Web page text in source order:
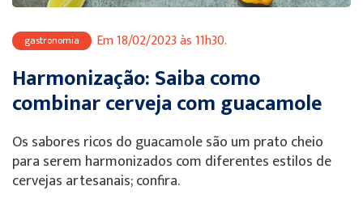
gastronomia Em 18/02/2023 às 11h30.
Harmonização: Saiba como
combinar cerveja com guacamole
Os sabores ricos do guacamole são um prato cheio
para serem harmonizados com diferentes estilos de
cervejas artesanais; confira.